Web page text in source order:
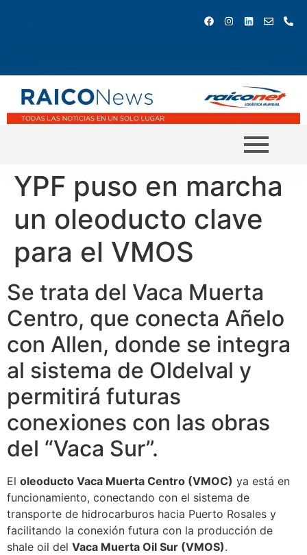
YPF puso en marcha
un oleoducto clave
para el VMOS
Se trata del Vaca Muerta
Centro, que conecta Añelo
con Allen, donde se integra
al sistema de Oldelval y
permitirá futuras
conexiones con las obras
del “Vaca Sur”.
El oleoducto Vaca Muerta Centro (VMOC) ya está en
funcionamiento, conectando con el sistema de
transporte de hidrocarburos hacia Puerto Rosales y
facilitando la conexión futura con la producción de
shale oil del Vaca Muerta Oil Sur (VMOS).